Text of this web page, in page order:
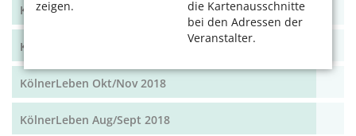
zeigen.
die Kartenausschnitte
bei den Adressen der
Veranstalter.
KölnerLeben Feb/März 2019
KölnerLeben Dez 18/Jan 19
KölnerLeben Okt/Nov 2018
KölnerLeben Aug/Sept 2018